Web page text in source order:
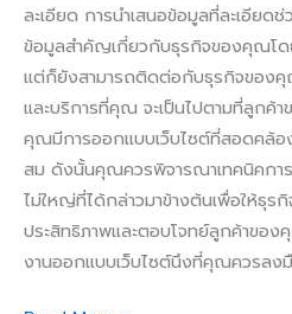
ละเอียด การนำเสนอข้อมูลที่ละเอียด
ข้อมูลสำคัญเกี่ยวกับธุรกิจของคุณโ
แต่ก็ยังสามารถติดต่อกับธุรกิจของ
และบริการที่คุณ จะเป็นไปตามที่ลูกค้
คุณมีการออกแบบเว็บไซต์ที่สอดคล้อ
สม ดังนั้นคุณควรพิจารณาเทคนิคกา
ไม่ใหญ่ที่ได้กล่าวมาข้างต้นเพื่อให้ธุร
ประสิทธิภาพและตอบโจทย์ลูกค้าข
งานออกแบบเว็บไซต์นึงที่คุณควรลง